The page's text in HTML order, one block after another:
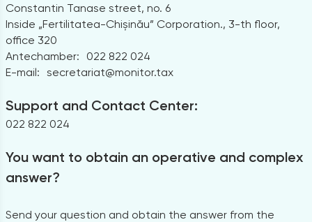
Constantin Tanase street, no. 6
Inside „Fertilitatea-Chișinău” Corporation., 3-th floor,
office 320
Antechamber:
022 822 024
E-mail: secretariat@monitor.tax
Support and Contact Center:
022 822 024
You want to obtain an operative and complex
answer?
Send your question and obtain the answer from the